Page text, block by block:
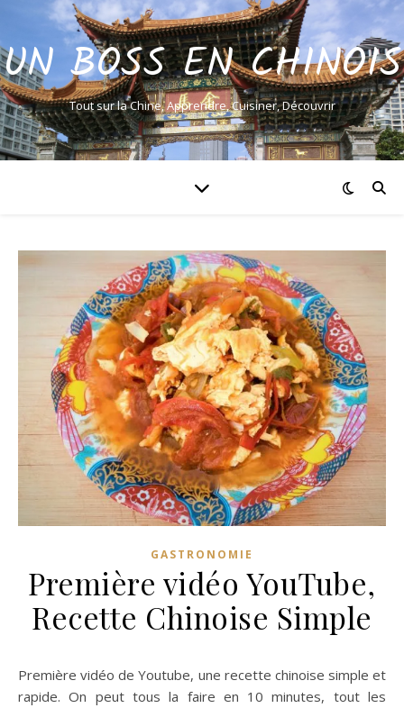
UN BOSS EN CHINOIS
Tout sur la Chine, Apprendre, Cuisiner, Découvrir
GASTRONOMIE
Première vidéo YouTube,
Recette Chinoise Simple
Première vidéo de Youtube, une recette chinoise simple et
rapide. On peut tous la faire en 10 minutes, tout les